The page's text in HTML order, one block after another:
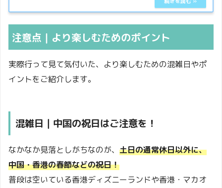
注意点｜より楽しむためのポイント
実際行って見て気付いた、より楽しむための混雑日やポ
イントをご紹介します。
混雑日｜中国の祝日はご注意を！
なかなか見落としがちなのが、 土日の通常休日以外に、
中国・香港の春節などの祝日！
普段は空いている香港ディズニーランドや香港・マカオ